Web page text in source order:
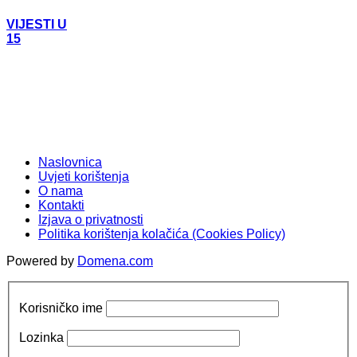
VIJESTI U
15
Naslovnica
Uvjeti korištenja
O nama
Kontakti
Izjava o privatnosti
Politika korištenja kolačića (Cookies Policy)
Powered by Domena.com
Korisničko ime
Lozinka